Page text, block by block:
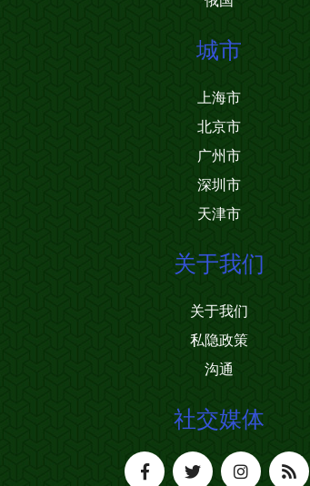
城市
上海市
北京市
广州市
深圳市
天津市
关于我们
关于我们
私隐政策
沟通
社交媒体